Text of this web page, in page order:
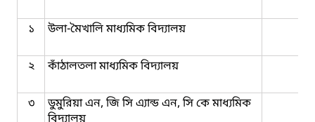
১ উলা-মৈখালি মাধ্যমিক বিদ্যালয়
২ কাঁঠালতলা মাধ্যমিক বিদ্যালয়
৩
ডুমুরিয়া এন, জি সি এ্যান্ড এন, সি কে মাধ্যমিক